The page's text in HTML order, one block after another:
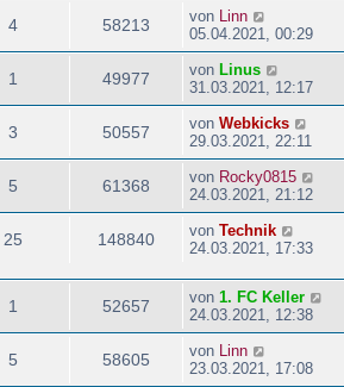
4 58213 von Linn
05.04.2021, 00:29
1 49977 von Linus
31.03.2021, 12:17
3 50557 von Webkicks
29.03.2021, 22:11
5 61368 von Rocky0815
24.03.2021, 21:12
25 148840 von Technik
24.03.2021, 17:33
1 52657 von 1. FC Keller
24.03.2021, 12:38
5 58605 von Linn
23.03.2021, 17:08